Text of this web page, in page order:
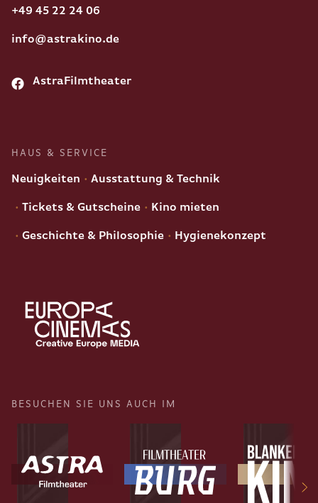
+49 45 22 24 06
info@astrakino.de
AstraFilmtheater
HAUS & SERVICE
Neuigkeiten Ausstattung & Technik
Tickets & Gutscheine Kino mieten
Geschichte & Philosophie Hygienekonzept
BESUCHEN SIE UNS AUCH IM